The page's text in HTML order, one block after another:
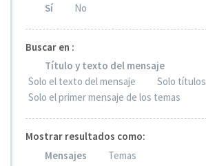
Sí
No
Buscar en :
Título y texto del mensaje
Solo el texto del mensaje
Solo títulos
Solo el primer mensaje de los temas
Mostrar resultados como:
Mensajes
Temas